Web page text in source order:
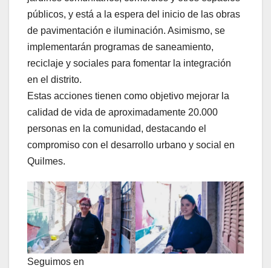
públicos, y está a la espera del inicio de las obras
de pavimentación e iluminación. Asimismo, se
implementarán programas de saneamiento,
reciclaje y sociales para fomentar la integración
en el distrito.
Estas acciones tienen como objetivo mejorar la
calidad de vida de aproximadamente 20.000
personas en la comunidad, destacando el
compromiso con el desarrollo urbano y social en
Quilmes.
Seguimos en